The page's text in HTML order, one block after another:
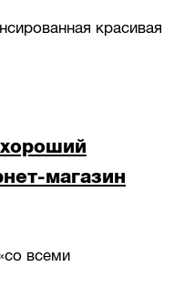
красивая
хороший
магазин
всеми